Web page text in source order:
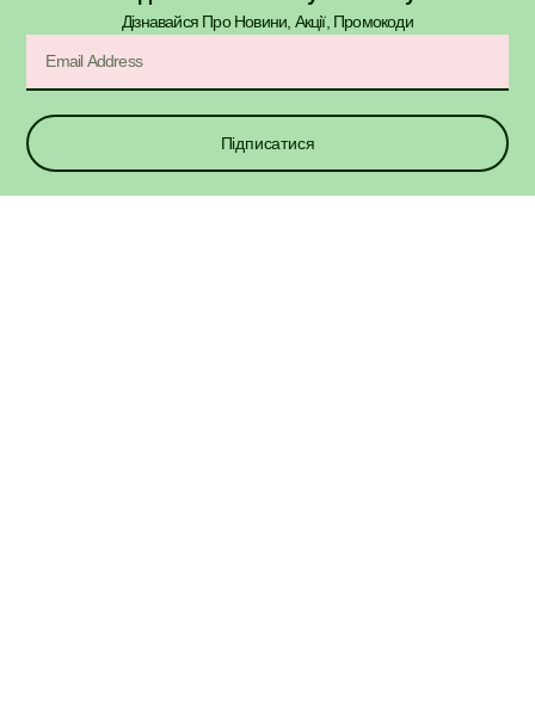
Дізнавайся Про Новини, Акції, Промокоди​
Підписатися